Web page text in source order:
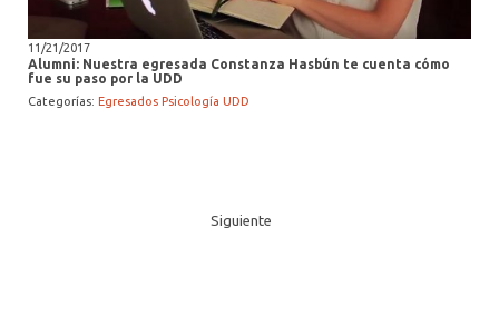
11/21/2017
Alumni: Nuestra egresada Constanza Hasbún te cuenta cómo
fue su paso por la UDD
Categorías: Egresados Psicología UDD
Siguiente